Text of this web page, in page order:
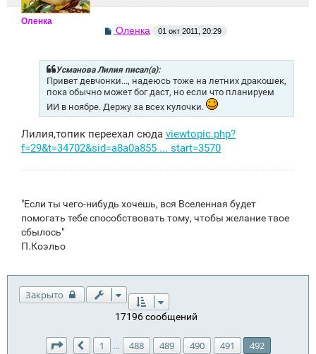
Оленка
С
б
щ
е
н
и
е
Оленка 01 окт 2011, 20:29
Усманова Лилия писал(а):
Привет девчонки..., надеюсь тоже на летних дракошек,
пока обычно может бог даст, но если что планируем
ИИ в ноябре. Держу за всех кулочки.
Лилия,топик переехал сюда viewtopic.php?
f=29&t=34702&sid=a8a0a855 ... start=3570
"Если ты чего-нибудь хочешь, вся Вселенная будет
помогать тебе способствовать тому, чтобы желание твое
сбылось"
П.Коэльо
Закрыто
17196 сообщений
Страница 492 из492
Пред.
1 … 488 489 490 491 492